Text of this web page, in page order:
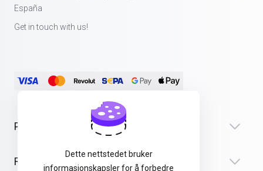
España
Get in touch with us!
Products
Recursos
Dette nettstedet bruker
informasjonskapsler for å forbedre